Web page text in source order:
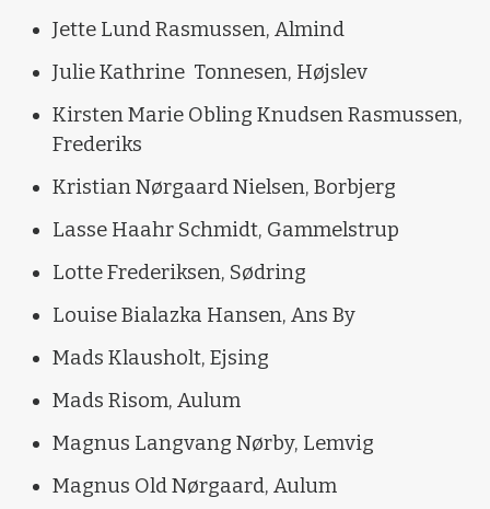
Jette Lund Rasmussen, Almind
Julie Kathrine Tonnesen, Højslev
Kirsten Marie Obling Knudsen Rasmussen,
Frederiks
Kristian Nørgaard Nielsen, Borbjerg
Lasse Haahr Schmidt, Gammelstrup
Lotte Frederiksen, Sødring
Louise Bialazka Hansen, Ans By
Mads Klausholt, Ejsing
Mads Risom, Aulum
Magnus Langvang Nørby, Lemvig
Magnus Old Nørgaard, Aulum